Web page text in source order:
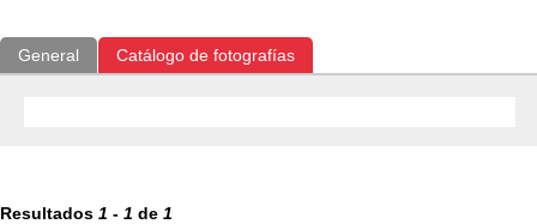
General Catálogo de fotografías
Resultados 1 - 1 de 1